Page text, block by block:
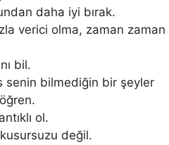
daha iyi bırak.
verici olma, zaman zaman
bil.
senin bilmediğin bir şeyler
ol.
değil.